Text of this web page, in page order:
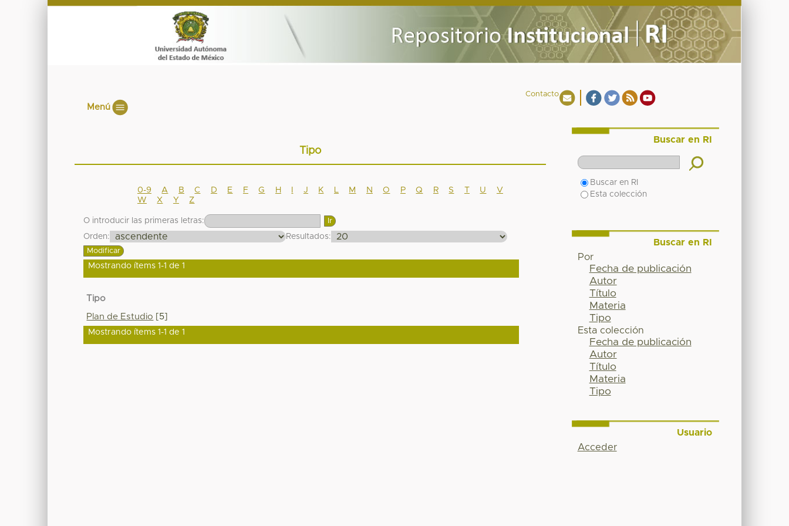
Contacto
Menú
Tipo
0-9 A B C D E F G H J K M N O P Q R S T U
V
W
X Y Z
O introducir las primeras letras:
Orden:
Resultados:
Mostrando ítems 1-1 de 1
Tipo
Plan de Estudio [5]
Mostrando ítems 1-1 de 1
Buscar en RI
Buscar en RI
Esta colección
Buscar en RI
Por
Fecha de publicación
Autor
Título
Materia
Tipo
Esta colección
Fecha de publicación
Autor
Título
Materia
Tipo
Usuario
Acceder